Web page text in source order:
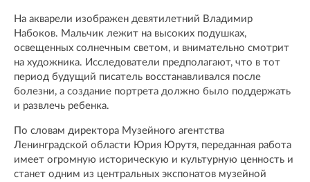
На акварели изображен девятилетний Владимир
Набоков. Мальчик лежит на высоких подушках,
освещенных солнечным светом, и внимательно смотрит
на художника. Исследователи предполагают, что в тот
период будущий писатель восстанавливался после
болезни, а создание портрета должно было поддержать
и развлечь ребенка.
По словам директора Музейного агентства
Ленинградской области Юрия Юрутя, переданная работа
имеет огромную историческую и культурную ценность и
станет одним из центральных экспонатов музейной